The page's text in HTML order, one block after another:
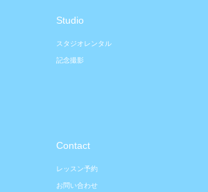
Studio
スタジオレンタル
記念撮影
Contact
レッスン予約
お問い合わせ